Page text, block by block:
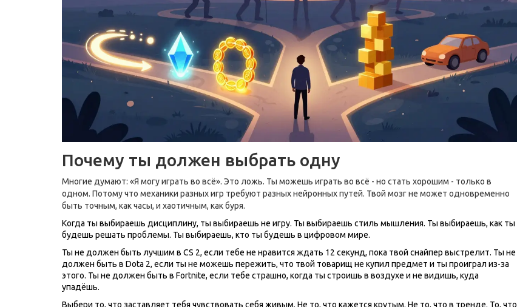
Почему ты должен выбрать одну
Многие думают: «Я могу играть во всё». Это ложь. Ты можешь играть во всё - но стать хорошим - только в
одном. Потому что механики разных игр требуют разных нейронных путей. Твой мозг не может одновременно
быть точным, как часы, и хаотичным, как буря.
Когда ты выбираешь дисциплину, ты выбираешь не игру. Ты выбираешь стиль мышления. Ты выбираешь, как ты
будешь решать проблемы. Ты выбираешь, кто ты будешь в цифровом мире.
Ты не должен быть лучшим в CS 2, если тебе не нравится ждать 12 секунд, пока твой снайпер выстрелит. Ты не
должен быть в Dota 2, если ты не можешь пережить, что твой товарищ не купил предмет и ты проиграл из-за
этого. Ты не должен быть в Fortnite, если тебе страшно, когда ты строишь в воздухе и не видишь, куда
упадёшь.
Выбери то, что заставляет тебя чувствовать себя живым. Не то, что кажется крутым. Не то, что в тренде. То, что